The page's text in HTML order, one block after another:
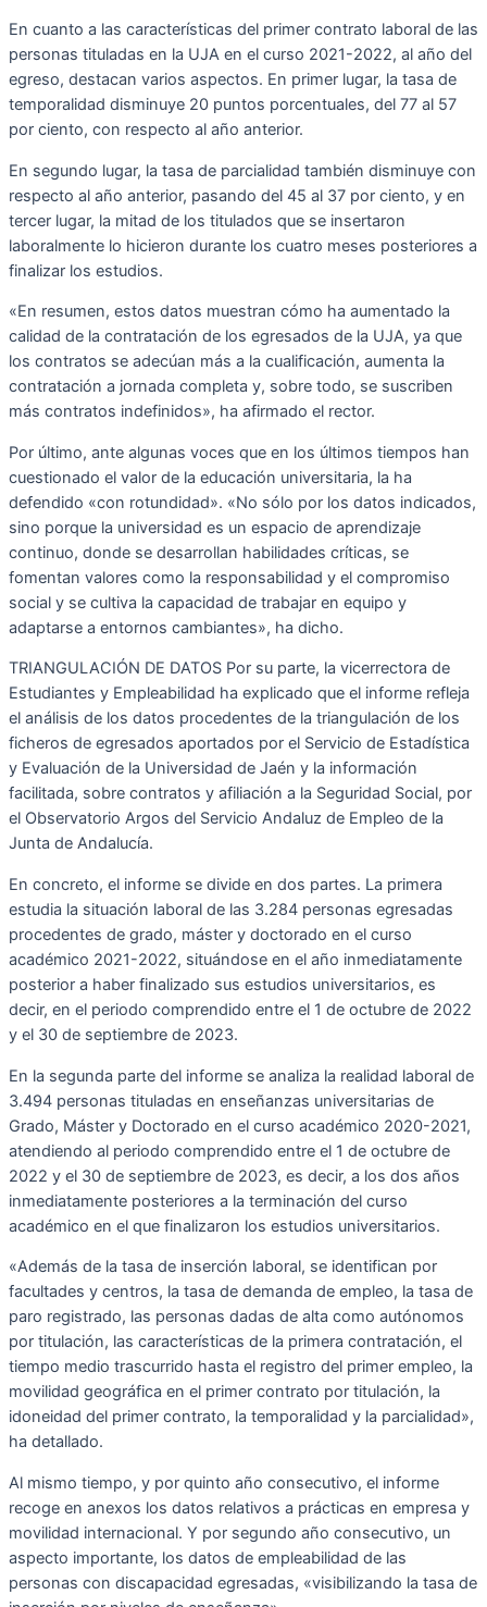
En cuanto a las características del primer contrato laboral de las
personas tituladas en la UJA en el curso 2021-2022, al año del
egreso, destacan varios aspectos. En primer lugar, la tasa de
temporalidad disminuye 20 puntos porcentuales, del 77 al 57
por ciento, con respecto al año anterior.
En segundo lugar, la tasa de parcialidad también disminuye con
respecto al año anterior, pasando del 45 al 37 por ciento, y en
tercer lugar, la mitad de los titulados que se insertaron
laboralmente lo hicieron durante los cuatro meses posteriores a
finalizar los estudios.
«En resumen, estos datos muestran cómo ha aumentado la
calidad de la contratación de los egresados de la UJA, ya que
los contratos se adecúan más a la cualificación, aumenta la
contratación a jornada completa y, sobre todo, se suscriben
más contratos indefinidos», ha afirmado el rector.
Por último, ante algunas voces que en los últimos tiempos han
cuestionado el valor de la educación universitaria, la ha
defendido «con rotundidad». «No sólo por los datos indicados,
sino porque la universidad es un espacio de aprendizaje
continuo, donde se desarrollan habilidades críticas, se
fomentan valores como la responsabilidad y el compromiso
social y se cultiva la capacidad de trabajar en equipo y
adaptarse a entornos cambiantes», ha dicho.
TRIANGULACIÓN DE DATOS Por su parte, la vicerrectora de
Estudiantes y Empleabilidad ha explicado que el informe refleja
el análisis de los datos procedentes de la triangulación de los
ficheros de egresados aportados por el Servicio de Estadística
y Evaluación de la Universidad de Jaén y la información
facilitada, sobre contratos y afiliación a la Seguridad Social, por
el Observatorio Argos del Servicio Andaluz de Empleo de la
Junta de Andalucía.
En concreto, el informe se divide en dos partes. La primera
estudia la situación laboral de las 3.284 personas egresadas
procedentes de grado, máster y doctorado en el curso
académico 2021-2022, situándose en el año inmediatamente
posterior a haber finalizado sus estudios universitarios, es
decir, en el periodo comprendido entre el 1 de octubre de 2022
y el 30 de septiembre de 2023.
En la segunda parte del informe se analiza la realidad laboral de
3.494 personas tituladas en enseñanzas universitarias de
Grado, Máster y Doctorado en el curso académico 2020-2021,
atendiendo al periodo comprendido entre el 1 de octubre de
2022 y el 30 de septiembre de 2023, es decir, a los dos años
inmediatamente posteriores a la terminación del curso
académico en el que finalizaron los estudios universitarios.
«Además de la tasa de inserción laboral, se identifican por
facultades y centros, la tasa de demanda de empleo, la tasa de
paro registrado, las personas dadas de alta como autónomos
por titulación, las características de la primera contratación, el
tiempo medio trascurrido hasta el registro del primer empleo, la
movilidad geográfica en el primer contrato por titulación, la
idoneidad del primer contrato, la temporalidad y la parcialidad»,
ha detallado.
Al mismo tiempo, y por quinto año consecutivo, el informe
recoge en anexos los datos relativos a prácticas en empresa y
movilidad internacional. Y por segundo año consecutivo, un
aspecto importante, los datos de empleabilidad de las
personas con discapacidad egresadas, «visibilizando la tasa de